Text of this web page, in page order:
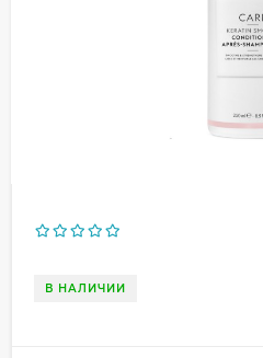
В НАЛИЧИИ